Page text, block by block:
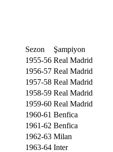
Sezon Şampiyon
1955-56 Real Madrid
1956-57 Real Madrid
1957-58 Real Madrid
1958-59 Real Madrid
1959-60 Real Madrid
1960-61 Benfica
1961-62 Benfica
1962-63 Milan
1963-64 Inter